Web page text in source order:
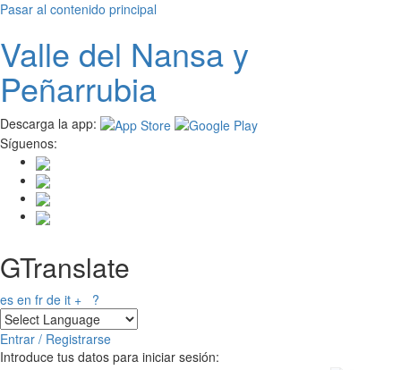
Pasar al contenido principal
Valle del Nansay
Peñarrubia
Descarga la app:
Síguenos:
GTranslate
es en fr de it + ?
Entrar / Registrarse
Introduce tus datos para iniciar sesión: